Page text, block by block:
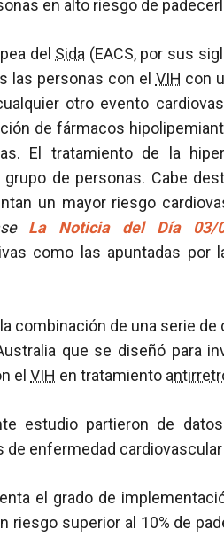
en alto riesgo de
del Sida (EACS, por sus
las personas con el VIH con
otro evento
de fármacos
El tratamiento de la
grupo de personas. Cabe
un mayor riesgo
La Noticia del Día 03/
como las apuntadas por
la combinación de una serie
que se diseñó para
el VIH en tratamiento
estudio partieron de
enfermedad
el grado de
riesgo superior al 10% de